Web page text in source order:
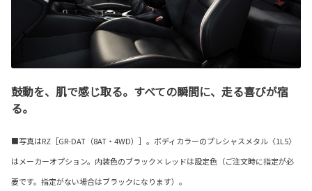
鼓動を、肌で感じ取る。すべての瞬間に、走る喜びが宿
る。
■写真はRZ［GR-DAT（8AT・4WD）］。ボディカラーのプレシャスメタル〈1L5〉
はメーカーオプション。内装色のブラック×レッドは設定色（ご注文時に指定が必
要です。指定がない場合はブラックになります）。